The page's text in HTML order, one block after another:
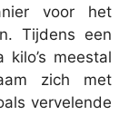
voor het
Tijdens een
meestal
zich met
vervelende